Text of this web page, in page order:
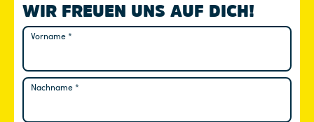
WIR FREUEN UNS AUF DICH!
Vorname*
Nachname*